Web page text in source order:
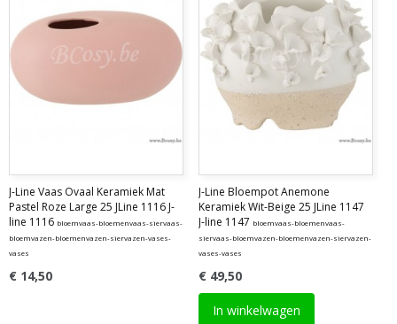
J-Line Vaas Ovaal Keramiek Mat
Pastel Roze Large 25 JLine 1116 J-
line 1116 bloemvaas-bloemenvaas-siervaas-
bloemvazen-bloemenvazen-siervazen-vases-
vases
€ 14,50
J-Line Bloempot Anemone
Keramiek Wit-Beige 25 JLine 1147
J-line 1147 bloemvaas-bloemenvaas-
siervaas-bloemvazen-bloemenvazen-siervazen-
vases-vases
€ 49,50
In winkelwagen